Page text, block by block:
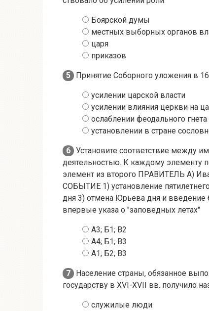
Боярской думы
местных выборных органов
царя
приказов
5 Принятие Соборного уложения в
усилении царской власти
усилении влияния церкви на
ослаблении феодального гнета
установлении в стране
6 Установите соответствие между
деятельностью. К каждому элементу
элемент из второго ПРАВИТЕЛЬ А)
СОБЫТИЕ 1) установление
дня 3) отмена Юрьева дня и введение
впервые указа о "заповедных летах"
А3; Б1; В2
А4; Б1; В3
А1; Б2; В3
7
Население страны, обязанное
государству в XVI-XVII вв. получило
служилые люди